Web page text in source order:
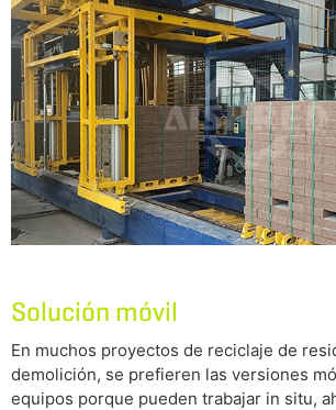
Solución móvil
En muchos proyectos de reciclaje de
demolición, se prefieren las versiones
equipos porque pueden trabajar in situ,